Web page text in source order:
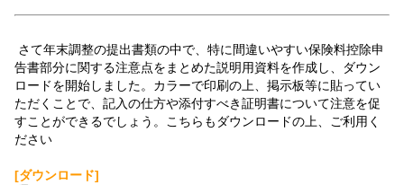
さて年末調整の提出書類の中で、特に間違いやすい保険料控除申
告書部分に関する注意点をまとめた説明用資料を作成し、ダウン
ロードを開始しました。カラーで印刷の上、掲示板等に貼ってい
ただくことで、記入の仕方や添付すべき証明書について注意を促
すことができるでしょう。こちらもダウンロードの上、ご利用く
ださい
[ダウンロード]